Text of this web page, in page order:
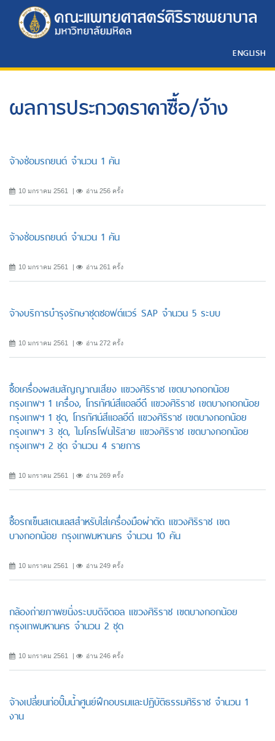
ENGLISH
ผลการประกวดราคาซื้อ/จ้าง
จ้างซ่อมรถยนต์ จำนวน 1 คัน
10 มกราคม 2561 อ่าน 256 ครั้ง
จ้างซ่อมรถยนต์ จำนวน 1 คัน
10 มกราคม 2561 อ่าน 261 ครั้ง
จ้างบริการบำรุงรักษาชุดซอฟต์แวร์ SAP จำนวน 5 ระบบ
10 มกราคม 2561 อ่าน 272 ครั้ง
ซื้อเครื่องผสมสัญญาณเสียง แขวงศิริราช เขตบางกอกน้อย
กรุงเทพฯ 1 เครื่อง, โทรทัศน์สีแอลอีดี แขวงศิริราช เขตบางกอกน้อย
กรุงเทพฯ 1 ชุด, โทรทัศน์สีแอลอีดี แขวงศิริราช เขตบางกอกน้อย
กรุงเทพฯ 3 ชุด, ไมโครโฟนไร้สาย แขวงศิริราช เขตบางกอกน้อย
กรุงเทพฯ 2 ชุด จำนวน 4 รายการ
10 มกราคม 2561 อ่าน 269 ครั้ง
ซื้อรถเข็นสเตนเลสสำหรับใส่เครื่องมือผ่าตัด แขวงศิริราช เขต
บางกอกน้อย กรุงเทพมหานคร จำนวน 10 คัน
10 มกราคม 2561 อ่าน 249 ครั้ง
กล้องถ่ายภาพยนิ่งระบบดิจิตอล แขวงศิริราช เขตบางกอกน้อย
กรุงเทพมหานคร จำนวน 2 ชุด
10 มกราคม 2561 อ่าน 246 ครั้ง
จ้างเปลี่ยนท่อปั๊มน้ำศูนย์ฝึกอบรมและปฏิบัติธรรมศิริราช จำนวน 1
งาน